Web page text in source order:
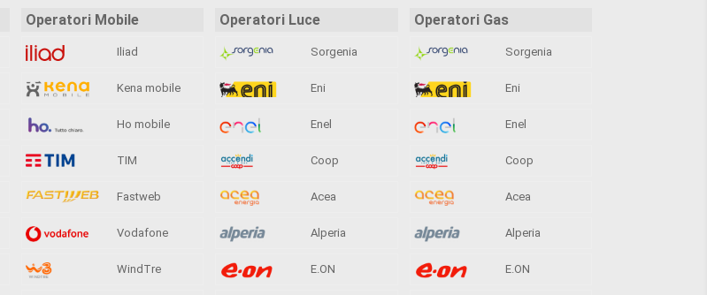
Operatori Mobile
Iliad
Kena mobile
Ho mobile
TIM
Fastweb
Vodafone
WindTre
Operatori Luce
Sorgenia
Eni
Enel
Coop
Acea
Alperia
E.ON
Operatori Gas
Sorgenia
Eni
Enel
Coop
Acea
Alperia
E.ON